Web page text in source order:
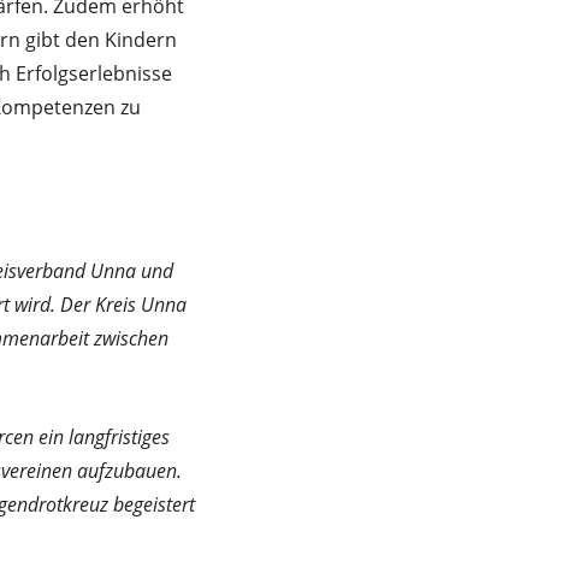
Zudem erhöht
gibt den Kindern
Erfolgserlebnisse
zu
Unna und
wird. Der Kreis Unna
zwischen
ein langfristiges
aufzubauen.
begeistert